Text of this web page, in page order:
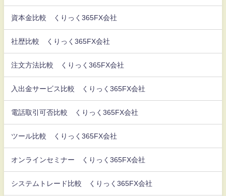
資本金比較 くりっく365FX会社
社歴比較 くりっく365FX会社
注文方法比較 くりっく365FX会社
入出金サービス比較 くりっく365FX会社
電話取引可否比較 くりっく365FX会社
ツール比較 くりっく365FX会社
オンラインセミナー くりっく365FX会社
システムトレード比較 くりっく365FX会社